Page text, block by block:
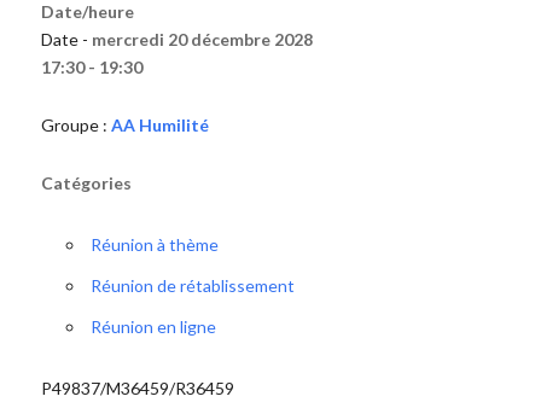
Date/heure
Date - mercredi 20 décembre 2028
17:30 - 19:30
Groupe : AA Humilité
Catégories
Réunion à thème
Réunion de rétablissement
Réunion en ligne
P49837/M36459/R36459